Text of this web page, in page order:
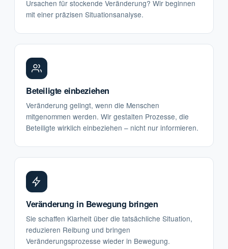
Ursachen für stockende Veränderung? Wir beginnen
mit einer präzisen Situationsanalyse.
Beteiligte einbeziehen
Veränderung gelingt, wenn die Menschen
mitgenommen werden. Wir gestalten Prozesse, die
Beteiligte wirklich einbeziehen – nicht nur informieren.
Veränderung in Bewegung bringen
Sie schaffen Klarheit über die tatsächliche Situation,
reduzieren Reibung und bringen
Veränderungsprozesse wieder in Bewegung.